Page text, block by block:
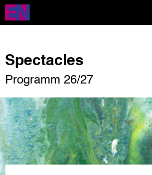
Direkt
zum
Inhalt
Spectacles
Programm 26/27